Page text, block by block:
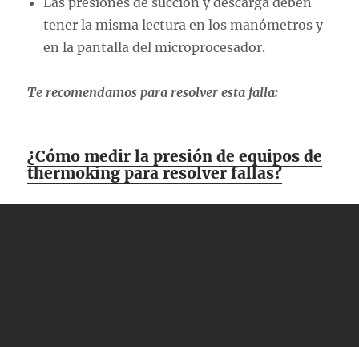
tener la misma lectura en los manómetros y
en la pantalla del microprocesador.
Te recomendamos para resolver esta falla:
¿Cómo medir la presión de equipos de
thermoking para resolver fallas?